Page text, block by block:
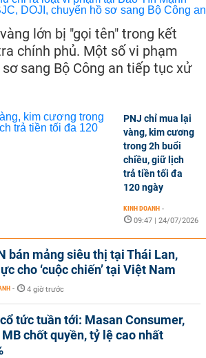
lớn bị "gọi tên" trong kết
chính phủ. Một số vi phạm
sang Bộ Công an tiếp tục xử
PNJ chỉ mua lại
vàng, kim cương
trong 2h buổi
chiều, giữ lịch
trả tiền tối đa
120 ngày
KINH DOANH -
09:47 | 24/07/2026
bán mảng siêu thị tại Thái Lan,
cho ‘cuộc chiến’ tại Việt Nam
- 4 giờ trước
tức tuần tới: Masan Consumer,
MB chốt quyền, tỷ lệ cao nhất